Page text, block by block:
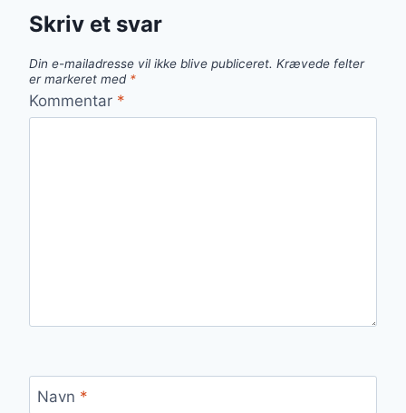
Skriv et svar
Din e-mailadresse vil ikke blive publiceret. Krævede felter
er markeret med *
Kommentar *
Navn *